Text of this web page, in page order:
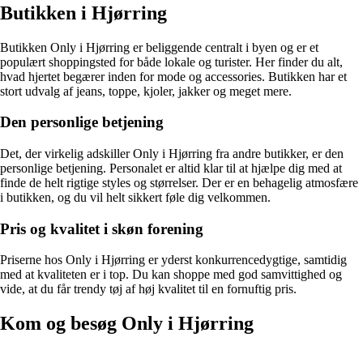
Butikken i Hjørring
Butikken Only i Hjørring er beliggende centralt i byen og er et
populært shoppingsted for både lokale og turister. Her finder du alt,
hvad hjertet begærer inden for mode og accessories. Butikken har et
stort udvalg af jeans, toppe, kjoler, jakker og meget mere.
Den personlige betjening
Det, der virkelig adskiller Only i Hjørring fra andre butikker, er den
personlige betjening. Personalet er altid klar til at hjælpe dig med at
finde de helt rigtige styles og størrelser. Der er en behagelig atmosfære
i butikken, og du vil helt sikkert føle dig velkommen.
Pris og kvalitet i skøn forening
Priserne hos Only i Hjørring er yderst konkurrencedygtige, samtidig
med at kvaliteten er i top. Du kan shoppe med god samvittighed og
vide, at du får trendy tøj af høj kvalitet til en fornuftig pris.
Kom og besøg Only i Hjørring